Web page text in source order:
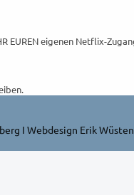
EUREN eigenen Netflix-
I Webdesign Erik